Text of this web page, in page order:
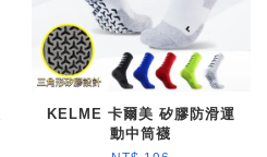
KELME 卡爾美 矽膠防滑運
動中筒襪